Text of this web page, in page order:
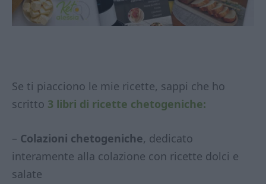
Se ti piacciono le mie ricette, sappi che ho
scritto 3 libri di ricette chetogeniche:
– Colazioni chetogeniche, dedicato
interamente alla colazione con ricette dolci e
salate